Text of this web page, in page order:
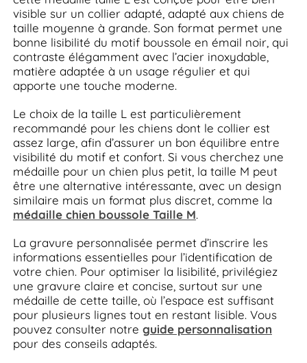
visible sur un collier adapté, adapté aux chiens de
taille moyenne à grande. Son format permet une
bonne lisibilité du motif boussole en émail noir, qui
contraste élégamment avec l’acier inoxydable,
matière adaptée à un usage régulier et qui
apporte une touche moderne.
Le choix de la taille L est particulièrement
recommandé pour les chiens dont le collier est
assez large, afin d’assurer un bon équilibre entre
visibilité du motif et confort. Si vous cherchez une
médaille pour un chien plus petit, la taille M peut
être une alternative intéressante, avec un design
similaire mais un format plus discret, comme la
médaille chien boussole Taille M.
La gravure personnalisée permet d’inscrire les
informations essentielles pour l’identification de
votre chien. Pour optimiser la lisibilité, privilégiez
une gravure claire et concise, surtout sur une
médaille de cette taille, où l’espace est suffisant
pour plusieurs lignes tout en restant lisible. Vous
pouvez consulter notre guide personnalisation
pour des conseils adaptés.